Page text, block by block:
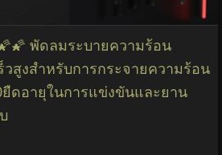
พัดลมระบายความร้อน
วสูงสำหรับการกระจายความร้อน
ดอายุในการแข่งขันและยาน